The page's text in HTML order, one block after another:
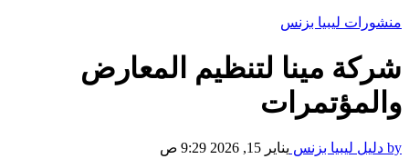
منشورات ليبيا بزنس
شركة مينا لتنظيم المعارض
والمؤتمرات
by دليل ليبيا بزنس يناير 15, 2026 9:29 ص